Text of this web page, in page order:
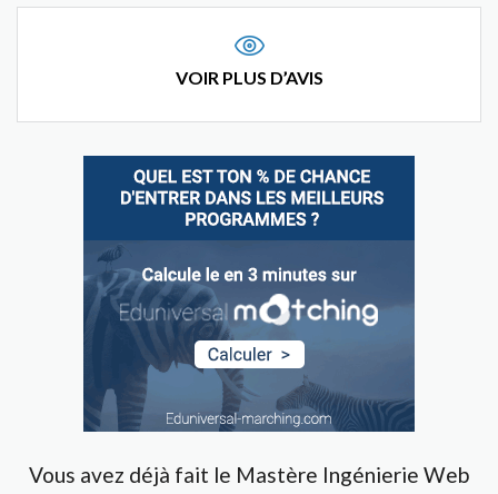
VOIR PLUS D’AVIS
Vous avez déjà fait le Mastère Ingénierie Web